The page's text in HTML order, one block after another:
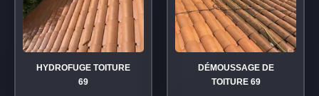
HYDROFUGE TOITURE
69
DÉMOUSSAGE DE
TOITURE 69